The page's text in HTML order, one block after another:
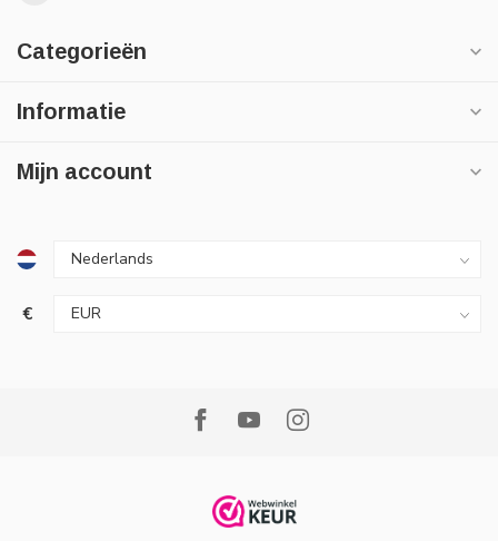
Categorieën
Informatie
Mijn account
€